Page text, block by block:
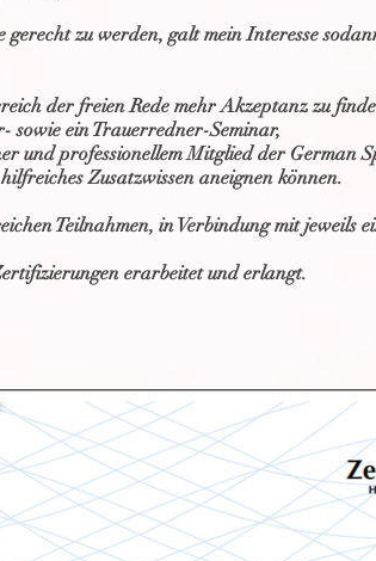
gerecht zu werden, galt mein Interesse
der freien Rede mehr Akzeptanz zu
sowie ein Trauerredner-Seminar,
und professionellem Mitglied der German
Zusatzwissen aneignen können.
Teilnahmen, in Verbindung mit jeweils
erarbeitet und erlangt.